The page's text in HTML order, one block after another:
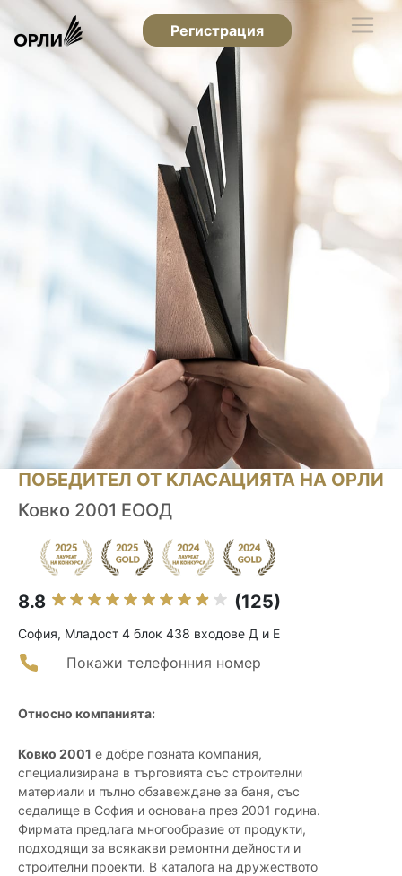
Регистрация
ПОБЕДИТЕЛ ОТ КЛАСАЦИЯТА НА ОРЛИ
Ковко 2001 ЕООД
8.8 (125)
София, Младост 4 блок 438 входове Д и Е
Покажи телефонния номер
Относно компанията:
Ковко 2001 е добре позната компания,
специализирана в търговията със строителни
материали и пълно обзавеждане за баня, със
седалище в София и основана през 2001 година.
Фирмата предлага многообразие от продукти,
подходящи за всякакви ремонтни дейности и
строителни проекти. В каталога на дружеството